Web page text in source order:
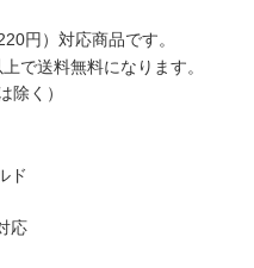
円）対応商品です。
で送料無料になります。
除く）
ド
応